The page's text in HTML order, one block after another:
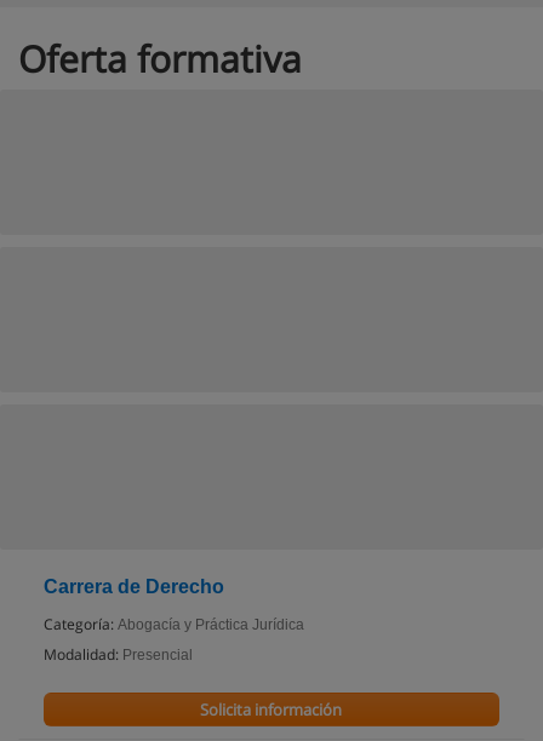
Oferta formativa
Carrera de Derecho
Categoría: Abogacía y Práctica Jurídica
Modalidad: Presencial
Solicita información